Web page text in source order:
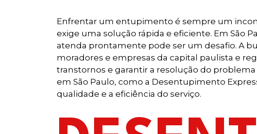
Enfrentar um entupimento é sempre um
exige uma solução rápida e eficiente. Em São
atenda prontamente pode ser um desafio. A
moradores e empresas da capital paulista e
transtornos e garantir a resolução do
em São Paulo, como a Desentupimento
qualidade e a eficiência do serviço.